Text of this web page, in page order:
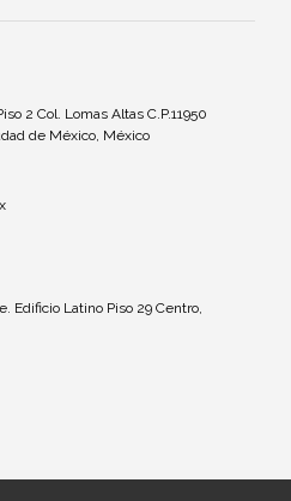
2 Col. Lomas Altas C.P.11950
de México, México
Edificio Latino Piso 29 Centro,